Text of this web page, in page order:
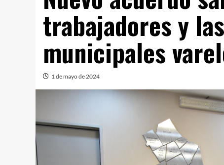
trabajadores y
municipales
1 de mayo de 2024